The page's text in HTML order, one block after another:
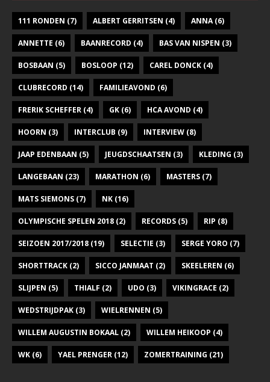
111 RONDEN (7) ALBERT GERRITSEN (4) ANNA(6)
ANNETTE (6) BAANRECORD (4) BAS VAN NISPEN (3)
BOSBAAN (5) BOSLOOP (12) CAREL DONCK (4)
CLUBRECORD (14) FAMILIEAVOND (6)
FRERIK SCHEFFER (4) GK (6) HCA AVOND (4)
HOORN (3) INTERCLUB (9) INTERVIEW (8)
JAAP EDENBAAN (5) JEUGDSCHAATSEN (3) KLEDING (3)
LANGEBAAN (23) MARATHON (6) MASTERS (7)
MATS SIEMONS (7) NK (16)
OLYMPISCHE SPELEN 2018 (2) RECORDS (5) RIP (8)
SEIZOEN 2017/2018 (19) SELECTIE (3) SERGE YORO (7)
SHORTTRACK (2) SICCO JANMAAT (2) SKEELEREN (6)
SLIJPEN (5) THIALF (2) UDO (3) VIKINGRACE (2)
WEDSTRIJDPAK (3) WIELRENNEN (5)
WILLEM AUGUSTIN BOKAAL (2) WILLEM HEIKOOP (4)
WK (6) YAEL PRENGER (12) ZOMERTRAINING (21)